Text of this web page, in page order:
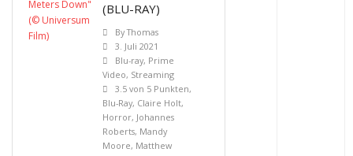
(BLU-RAY)
ByThomas
3. Juli 2021
Blu-ray, Prime
Video, Streaming
3.5 von 5 Punkten,
Blu-Ray, Claire Holt,
Horror, Johannes
Roberts, Mandy
Moore, Matthew